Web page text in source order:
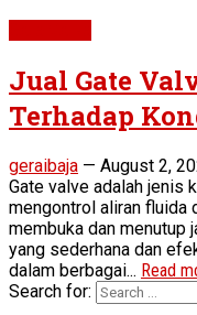
Jual Gate
Terhadap
geraibaja — August 2,
Gate valve adalah jenis
mengontrol aliran fluida
membuka dan menutup
yang sederhana dan
dalam berbagai... Read
Search for: